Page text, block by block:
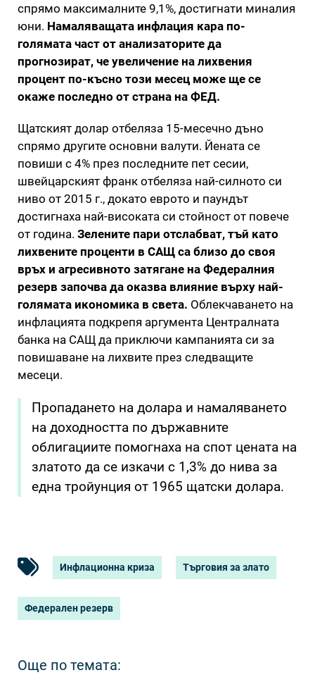
спрямо максималните 9,1%, достигнати миналия
юни. Намаляващата инфлация кара по-
голямата част от анализаторите да
прогнозират, че увеличение на лихвения
процент по-късно този месец може ще се
окаже последно от страна на ФЕД.
Щатският долар отбеляза 15-месечно дъно
спрямо другите основни валути. Йената се
повиши с 4% през последните пет сесии,
швейцарският франк отбеляза най-силното си
ниво от 2015 г., докато еврото и паундът
достигнаха най-високата си стойност от повече
от година. Зелените пари отслабват, тъй като
лихвените проценти в САЩ са близо до своя
връх и агресивното затягане на Федералния
резерв започва да оказва влияние върху най-
голямата икономика в света. Облекчаването на
инфлацията подкрепя аргумента Централната
банка на САЩ да приключи кампанията си за
повишаване на лихвите през следващите
месеци.
Пропадането на долара и намаляването
на доходността по държавните
облигациите помогнаха на спот цената на
златото да се изкачи с 1,3% до нива за
една тройунция от 1965 щатски долара.
Инфлационна криза Търговия за злато
Федерален резерв
Още по темата: